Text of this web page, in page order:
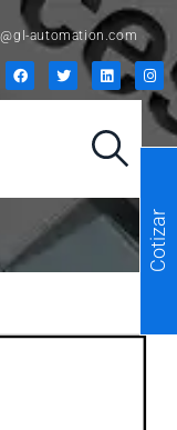
automation.com
Cotizar